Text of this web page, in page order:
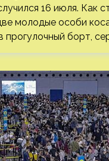
16 июля. Как
молодые особи
прогулочный борт,